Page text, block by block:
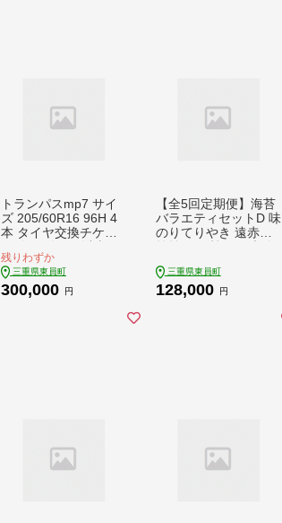
トランパスmp7 サイ
ズ 205/60R16 96H 4
本 タイヤ交換チケッ
出荷予定(土日祝除
く)》株式会社トーヨ
ータイヤジャパン 三
残りわずか
三重県東員町
300,000 円
【全5回定期便】海苔
バラエティセットD 味
のりてりやき 遠赤焙
付おにぎりのり 浜乙
女《お申込み月の翌月
三重県東員町
128,000 円